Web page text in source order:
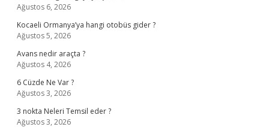
Ağustos 6, 2026
Kocaeli Ormanya’ya hangi otobüs gider ?
Ağustos 5, 2026
Avans nedir araçta ?
Ağustos 4, 2026
6 Cüzde Ne Var ?
Ağustos 3, 2026
3 nokta Neleri Temsil eder ?
Ağustos 3, 2026